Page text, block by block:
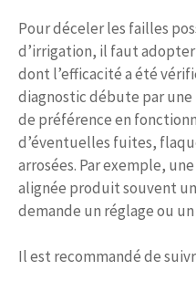
Pour déceler les failles
d’irrigation, il faut
dont l’efficacité a été
diagnostic débute par
de préférence en
d’éventuelles fuites,
arrosées. Par exemple,
alignée produit souvent
demande un réglage ou
Il est recommandé de